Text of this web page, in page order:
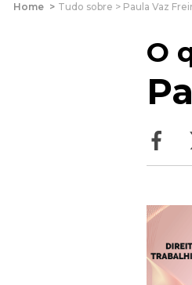
Home > Tudo sobre > Paula Vaz
O